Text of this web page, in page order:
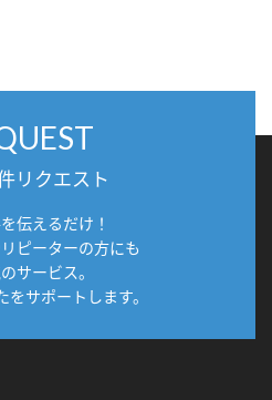
リクエスト
伝えるだけ！
ピーターの方にも
サービス。
サポートします。